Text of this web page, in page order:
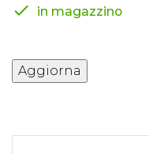
 in magazzino